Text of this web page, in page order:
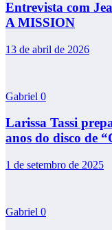
Entrevista com
A MISSION
13 de abril de 2026
Gabriel 0
Larissa Tassi
anos do disco de
1 de setembro de 2025
Gabriel 0